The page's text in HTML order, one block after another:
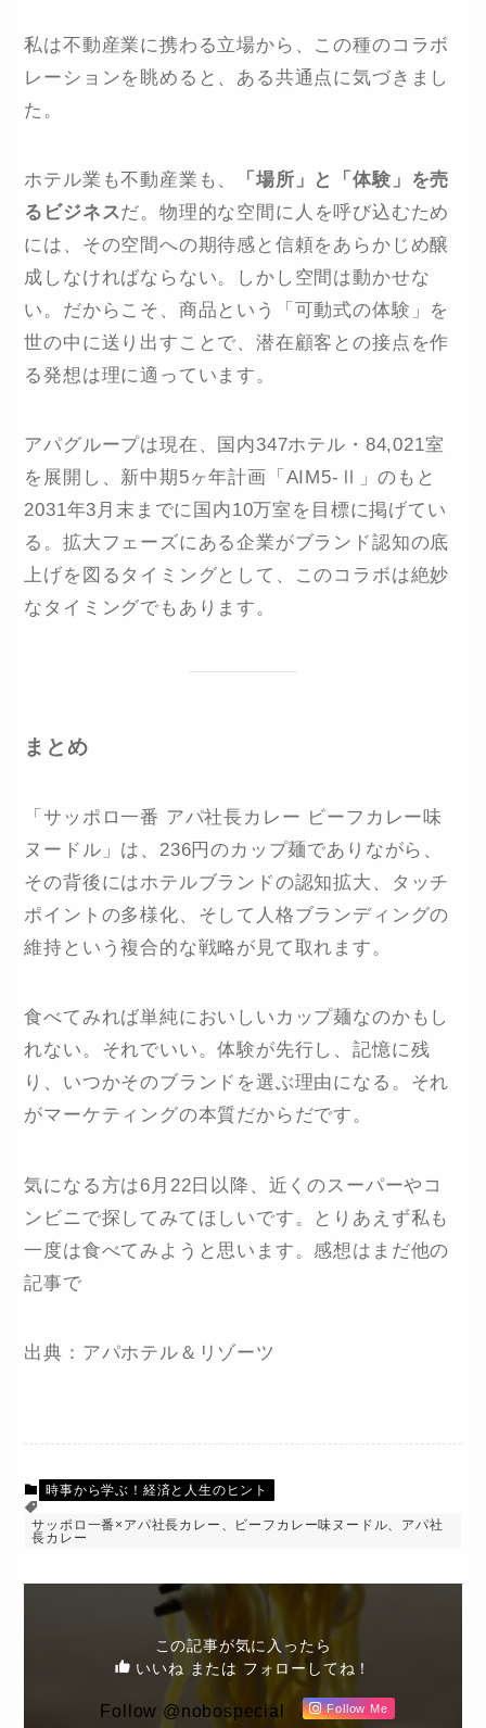
私は不動産業に携わる立場から、この種のコラボ
レーションを眺めると、ある共通点に気づきまし
た。
ホテル業も不動産業も、
「場所」と「体験」を売
るビジネスだ。物理的な空間に人を呼び込むため
には、その空間への期待感と信頼をあらかじめ醸
成しなければならない。しかし空間は動かせな
い。だからこそ、商品という「可動式の体験」を
世の中に送り出すことで、潜在顧客との接点を作
る発想は理に適っています。
アパグループは現在、国内347ホテル・84,021室
を展開し、新中期5ヶ年計画「AIM5-Ⅱ」のもと
2031年3月末までに国内10万室を目標に掲げてい
る。拡大フェーズにある企業がブランド認知の底
上げを図るタイミングとして、このコラボは絶妙
なタイミングでもあります。
まとめ
「サッポロ一番 アパ社長カレー ビーフカレー味
ヌードル」は、236円のカップ麺でありながら、
その背後にはホテルブランドの認知拡大、タッチ
ポイントの多様化、そして人格ブランディングの
維持という複合的な戦略が見て取れます。
食べてみれば単純においしいカップ麺なのかもし
れない。それでいい。体験が先行し、記憶に残
り、いつかそのブランドを選ぶ理由になる。それ
がマーケティングの本質だからだです。
気になる方は6月22日以降、近くのスーパーやコ
ンビニで探してみてほしいです。とりあえず私も
一度は食べてみようと思います。感想はまだ他の
記事で
出典：アパホテル＆リゾーツ
時事から学ぶ！経済と人生のヒント
サッポロ一番×アパ社長カレー、ビーフカレー味ヌードル、アパ社
長カレー
この記事が気に入ったら
いいね または フォローしてね！
Follow @nobospecial Follow Me